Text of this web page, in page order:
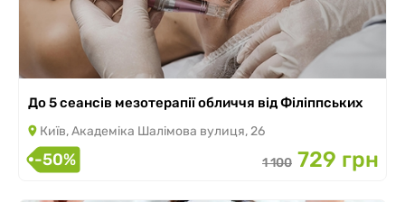
До 5 сеансів мезотерапії обличчя від Філіппських
Київ, Академіка Шалімова вулиця, 26
-50% 1 100 729 грн